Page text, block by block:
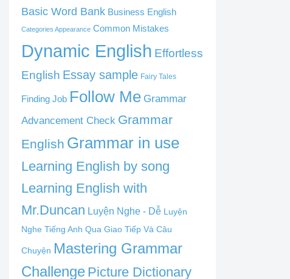
Basic Word Bank Business English
Categories Appearance Common Mistakes
Dynamic English Effortless
English Essay sample Fairy Tales
Finding Job Follow Me Grammar
Advancement Check Grammar
English Grammar in use
Learning English by song
Learning English with
Mr.Duncan Luyện Nghe - Dễ Luyện
Nghe Tiếng Anh Qua Giao Tiếp Và Câu
Chuyện Mastering Grammar
Challenge Picture Dictionary